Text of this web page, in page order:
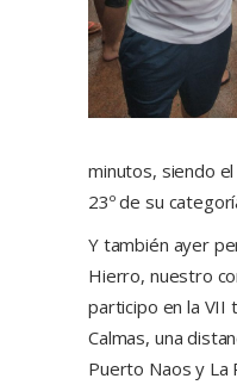
minutos, siendo
23º de su
Y también ayer
Hierro, nuestro
participo en la VII
Calmas, una
Puerto Naos y La